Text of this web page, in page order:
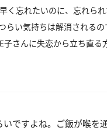
く忘れたいのに、忘れら
らい気持ちは解消される
子さんに失恋から立ち直る
ですよね。ご飯が喉を